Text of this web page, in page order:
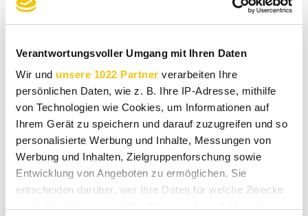
Verantwortungsvoller Umgang mit Ihren Daten
Wir und unsere 1022 Partner verarbeiten Ihre
persönlichen Daten, wie z. B. Ihre IP-Adresse, mithilfe
von Technologien wie Cookies, um Informationen auf
Ihrem Gerät zu speichern und darauf zuzugreifen und so
personalisierte Werbung und Inhalte, Messungen von
Werbung und Inhalten, Zielgruppenforschung sowie
Entwicklung von Angeboten zu ermöglichen. Sie
entscheiden darüber, wer Ihre Daten für welche Zwecke
Am Gaumen und im langen Abgang hat der Tee die weiche
Der Jin Jun Mei ist ein Tee, wie geschaffen für längere
Winterabende auf dem Land mit einem knisterndem Feuer im
Kamin.
Oder der ideale Schwarztee für die späten Wintertage zuhause auf
dem Sofa mit britischen Scones und Clotted Cream.